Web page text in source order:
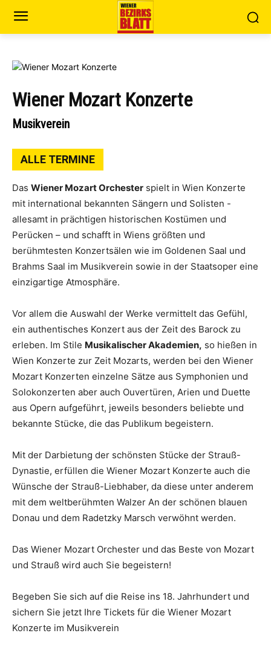
Wiener Mozart Konzerte
Musikverein
ALLE TERMINE
Das Wiener Mozart Orchester spielt in Wien Konzerte
mit international bekannten Sängern und Solisten -
allesamt in prächtigen historischen Kostümen und
Perücken – und schafft in Wiens größten und
berühmtesten Konzertsälen wie im Goldenen Saal und
Brahms Saal im Musikverein sowie in der Staatsoper eine
einzigartige Atmosphäre.
Vor allem die Auswahl der Werke vermittelt das Gefühl,
ein authentisches Konzert aus der Zeit des Barock zu
erleben. Im Stile Musikalischer Akademien, so hießen in
Wien Konzerte zur Zeit Mozarts, werden bei den Wiener
Mozart Konzerten einzelne Sätze aus Symphonien und
Solokonzerten aber auch Ouvertüren, Arien und Duette
aus Opern aufgeführt, jeweils besonders beliebte und
bekannte Stücke, die das Publikum begeistern.
Mit der Darbietung der schönsten Stücke der Strauß-
Dynastie, erfüllen die Wiener Mozart Konzerte auch die
Wünsche der Strauß-Liebhaber, da diese unter anderem
mit dem weltberühmten Walzer An der schönen blauen
Donau und dem Radetzky Marsch verwöhnt werden.
Das Wiener Mozart Orchester und das Beste von Mozart
und Strauß wird auch Sie begeistern!
Begeben Sie sich auf die Reise ins 18. Jahrhundert und
sichern Sie jetzt Ihre Tickets für die Wiener Mozart
Konzerte im Musikverein